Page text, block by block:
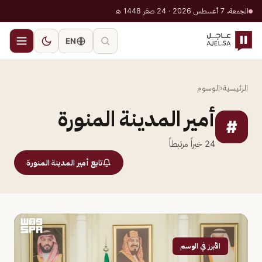
الجمعة، 7 أغسطس 2026 · 24 صفر 1448 هـ
EN
الرئيسية‹الوسوم
# أمير المدينة المنورة
24 خبراً مرتبطاً
تابع أمير المدينة المنورة
الأبرز في الوسم